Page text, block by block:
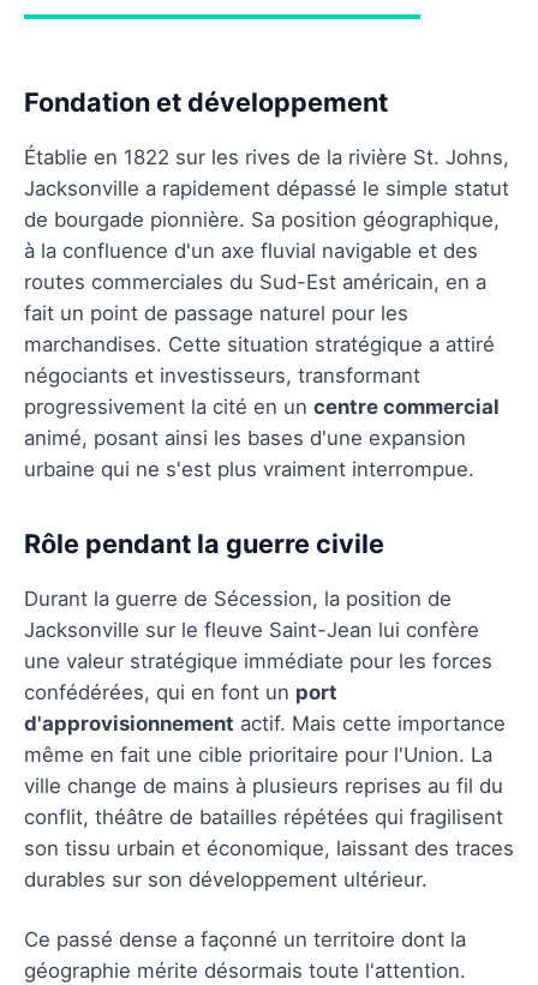
Fondation et développement
Établie en 1822 sur les rives de la rivière St. Johns,
Jacksonville a rapidement dépassé le simple statut
de bourgade pionnière. Sa position géographique,
à la confluence d'un axe fluvial navigable et des
routes commerciales du Sud-Est américain, en a
fait un point de passage naturel pour les
marchandises. Cette situation stratégique a attiré
négociants et investisseurs, transformant
progressivement la cité en un centre commercial
animé, posant ainsi les bases d'une expansion
urbaine qui ne s'est plus vraiment interrompue.
Rôle pendant la guerre civile
Durant la guerre de Sécession, la position de
Jacksonville sur le fleuve Saint-Jean lui confère
une valeur stratégique immédiate pour les forces
confédérées, qui en font un port
d'approvisionnement actif. Mais cette importance
même en fait une cible prioritaire pour l'Union. La
ville change de mains à plusieurs reprises au fil du
conflit, théâtre de batailles répétées qui fragilisent
son tissu urbain et économique, laissant des traces
durables sur son développement ultérieur.
Ce passé dense a façonné un territoire dont la
géographie mérite désormais toute l'attention.